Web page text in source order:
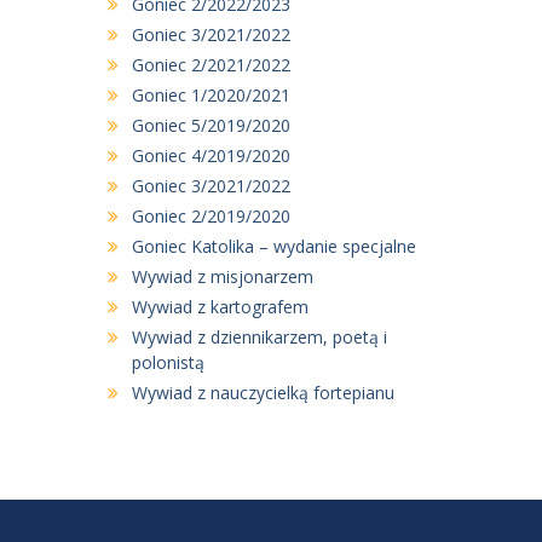
Goniec 3/2021/2022
Goniec 2/2021/2022
Goniec 1/2020/2021
Goniec 5/2019/2020
Goniec 4/2019/2020
Goniec 3/2021/2022
Goniec 2/2019/2020
Goniec Katolika – wydanie specjalne
Wywiad z misjonarzem
Wywiad z kartografem
Wywiad z dziennikarzem, poetą i
polonistą
Wywiad z nauczycielką fortepianu